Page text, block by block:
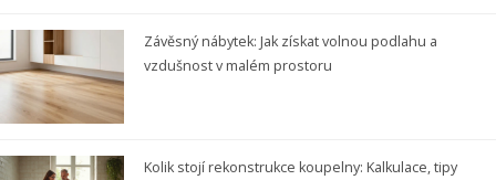
Závěsný nábytek: Jak získat volnou podlahu a
vzdušnost v malém prostoru
Kolik stojí rekonstrukce koupelny: Kalkulace, tipy